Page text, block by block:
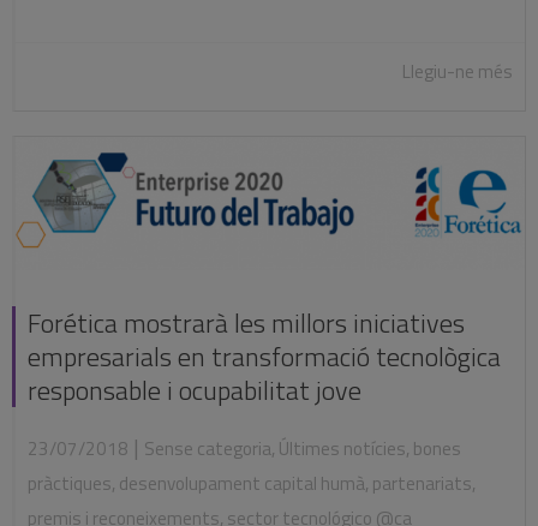
Llegiu-ne més
Forética mostrarà les millors iniciatives
empresarials en transformació tecnològica
responsable i ocupabilitat jove
23/07/2018 | Sense categoria, Últimes notícies, bones
pràctiques, desenvolupament capital humà, partenariats,
premis i reconeixements, sector tecnológico @ca